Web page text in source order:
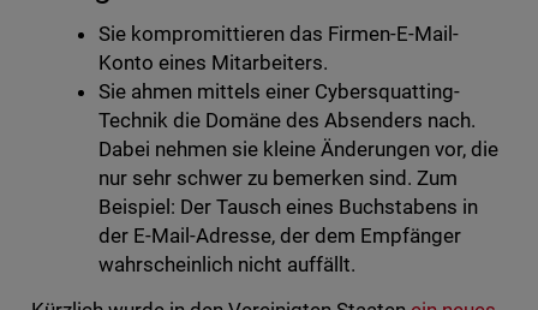
Sie kompromittieren das Firmen-E-Mail-
Konto eines Mitarbeiters.
Sie ahmen mittels einer Cybersquatting-
Technik die Domäne des Absenders nach.
Dabei nehmen sie kleine Änderungen vor, die
nur sehr schwer zu bemerken sind. Zum
Beispiel: Der Tausch eines Buchstabens in
der E-Mail-Adresse, der dem Empfänger
wahrscheinlich nicht auffällt.